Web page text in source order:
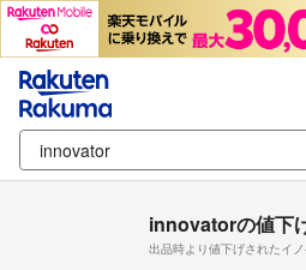
innovatorの値下
出品時より値下げされたイ